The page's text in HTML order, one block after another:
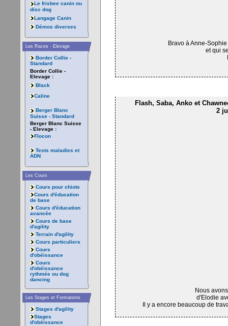
Le frisbee canin ou
disc dog
Langage Canin
Démos diverses
Les Races - Elevage
Border Collie -
Standard
Border Collie -
Elevage :
Black
Caline
Berger Blanc
Suisse - Standard
Berger Blanc Suisse
- Elevage :
Flocon
Tests maladies et
ADN
Les Cours
Cours pour chiots
Cours d'éducation
de base
Cours d'éducation
avancée
Cours de base
d'agility
Terrain d'agility
Cours particuliers
Cours
d'obéissance
Cours
d'obéissance
rythmée ou dog
dancing
Les Stages et Formations
Stages d'agility
Stages
d'obéissance
Bravo à Anne-
et qui
Flash, Saba, Anko et
2
Nous
d'Elodie
Il y a encore beaucoup de